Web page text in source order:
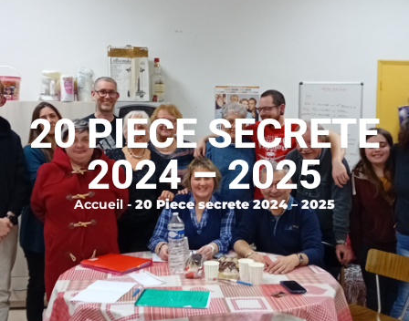
20 PIECE SECRETE
2024 – 2025
Accueil- 20 Piece secrete 2024 – 2025